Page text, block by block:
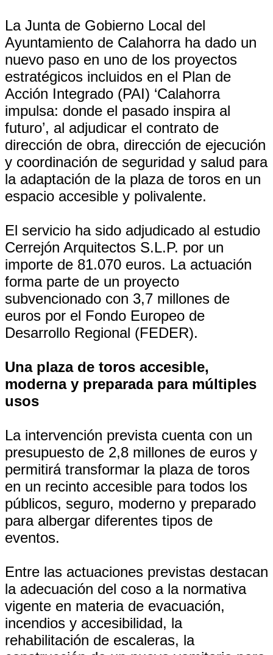
La Junta de Gobierno Local del
Ayuntamiento de Calahorra ha dado un
nuevo paso en uno de los proyectos
estratégicos incluidos en el Plan de
Acción Integrado (PAI) ‘Calahorra
impulsa: donde el pasado inspira al
futuro’, al adjudicar el contrato de
dirección de obra, dirección de ejecución
y coordinación de seguridad y salud para
la adaptación de la plaza de toros en un
espacio accesible y polivalente.
El servicio ha sido adjudicado al estudio
Cerrejón Arquitectos S.L.P. por un
importe de 81.070 euros. La actuación
forma parte de un proyecto
subvencionado con 3,7 millones de
euros por el Fondo Europeo de
Desarrollo Regional (FEDER).
Una plaza de toros accesible,
moderna y preparada para múltiples
usos
La intervención prevista cuenta con un
presupuesto de 2,8 millones de euros y
permitirá transformar la plaza de toros
en un recinto accesible para todos los
públicos, seguro, moderno y preparado
para albergar diferentes tipos de
eventos.
Entre las actuaciones previstas destacan
la adecuación del coso a la normativa
vigente en materia de evacuación,
incendios y accesibilidad, la
rehabilitación de escaleras, la